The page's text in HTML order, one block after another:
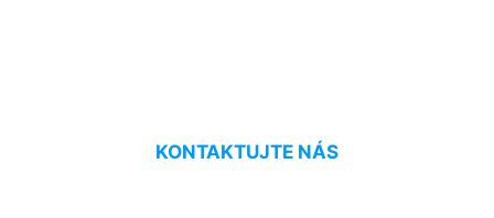
KONTAKTUJTE NÁS